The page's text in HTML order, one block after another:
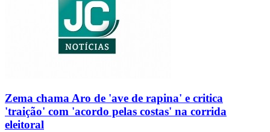
Zema chama Aro de 'ave de rapina' e critica
'traição' com 'acordo pelas costas' na corrida
eleitoral